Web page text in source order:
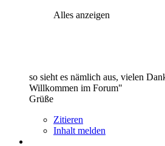
Alles anzeigen
so sieht es nämlich aus, vielen
Willkommen im Forum"
Grüße
Zitieren
Inhalt melden